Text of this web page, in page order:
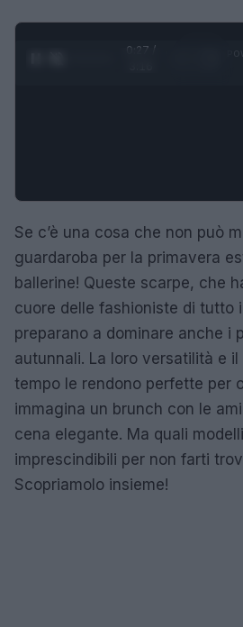
0:28 /
Se c’è una cosa che non può
guardaroba per la primavera
ballerine! Queste scarpe, che
cuore delle fashioniste di tutto
preparano a dominare anche i
autunnali. La loro versatilità e
tempo le rendono perfette per
immagina un brunch con le
cena elegante. Ma quali
imprescindibili per non farti
Scopriamolo insieme!